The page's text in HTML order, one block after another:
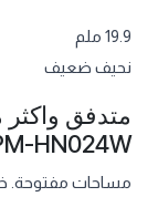
19.9 ملم
نحيف ضعيف
متدفق واكثر
HN024W
مساحات مفتوحة.